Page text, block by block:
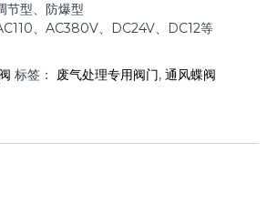
节型、防爆型
、AC380V、DC24V、DC12等
标签： 废气处理专用阀门, 通风蝶阀